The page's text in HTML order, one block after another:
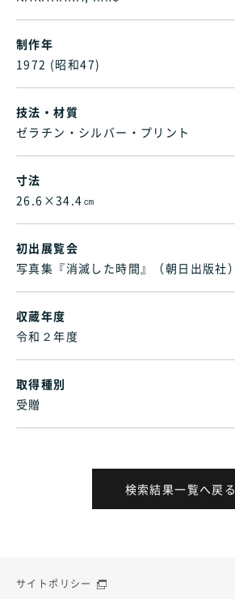
制作年
1972 (昭和47)
技法・材質
ゼラチン・シルバー・プリント
寸法
26.6×34.4㎝
初出展覧会
写真集『消滅した時間』（朝日出版社）
収蔵年度
令和２年度
取得種別
受贈
検索結果一覧へ戻る
サイトポリシー